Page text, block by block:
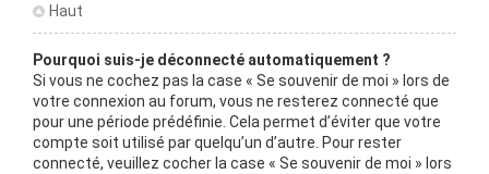
Haut
Pourquoi suis-je déconnecté automatiquement ?
Si vous ne cochez pas la case « Se souvenir de moi » lors de
votre connexion au forum, vous ne resterez connecté que
pour une période prédéfinie. Cela permet d’éviter que votre
compte soit utilisé par quelqu’un d’autre. Pour rester
connecté, veuillez cocher la case « Se souvenir de moi » lors